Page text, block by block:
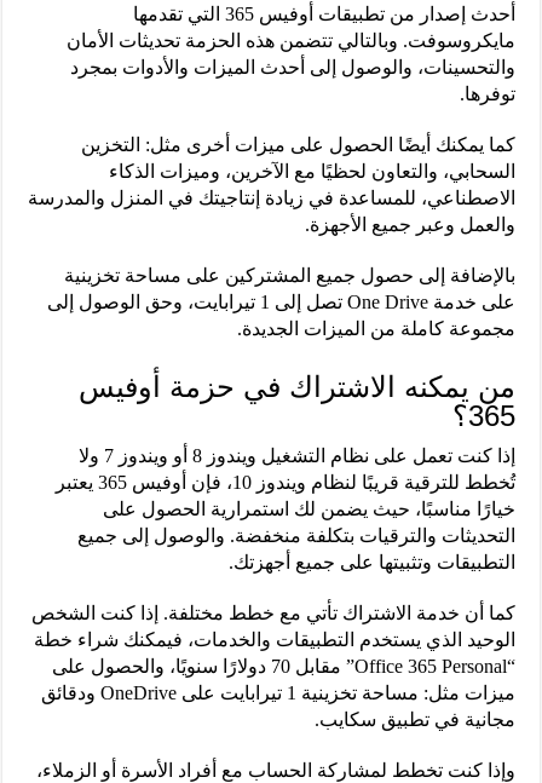
أحدث إصدار من تطبيقات أوفيس 365 التي تقدمها
مايكروسوفت. وبالتالي تتضمن هذه الحزمة تحديثات الأمان
والتحسينات، والوصول إلى أحدث الميزات والأدوات بمجرد
توفرها.
كما يمكنك أيضًا الحصول على ميزات أخرى مثل: التخزين
السحابي، والتعاون لحظيًا مع الآخرين، وميزات الذكاء
الاصطناعي، للمساعدة في زيادة إنتاجيتك في المنزل والمدرسة
والعمل وعبر جميع الأجهزة.
بالإضافة إلى حصول جميع المشتركين على مساحة تخزينية
على خدمة One Drive تصل إلى 1 تيرابايت، وحق الوصول إلى
مجموعة كاملة من الميزات الجديدة.
من يمكنه الاشتراك في حزمة أوفيس
365؟
إذا كنت تعمل على نظام التشغيل ويندوز 8 أو ويندوز 7 ولا
تُخطط للترقية قريبًا لنظام ويندوز 10، فإن أوفيس 365 يعتبر
خيارًا مناسبًا، حيث يضمن لك استمرارية الحصول على
التحديثات والترقيات بتكلفة منخفضة. والوصول إلى جميع
التطبيقات وتثبيتها على جميع أجهزتك.
كما أن خدمة الاشتراك تأتي مع خطط مختلفة. إذا كنت الشخص
الوحيد الذي يستخدم التطبيقات والخدمات، فيمكنك شراء خطة
“Office 365 Personal” مقابل 70 دولارًا سنويًا، والحصول على
ميزات مثل: مساحة تخزينية 1 تيرابايت على OneDrive ودقائق
مجانية في تطبيق سكايب.
وإذا كنت تخطط لمشاركة الحساب مع أفراد الأسرة أو الزملاء،